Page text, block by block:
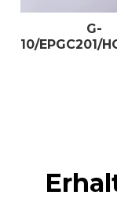
G-
10/EPGC201/